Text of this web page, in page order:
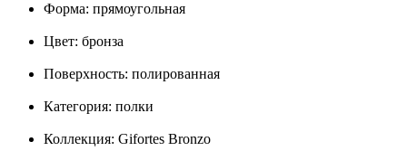
Форма: прямоугольная
Цвет: бронза
Поверхность: полированная
Категория: полки
Коллекция: Gifortes Bronzo